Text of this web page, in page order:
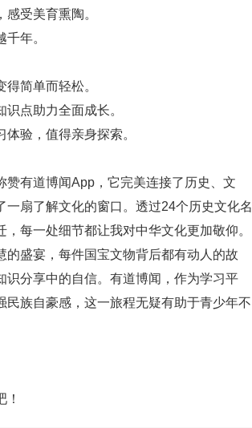
受美育熏陶。
年。
简单而轻松。
点助力全面成长。
验，值得亲身探索。
赞有道博闻App，它完美连接了历史、文
扇了解文化的窗口。透过24个历史文化名
每一处细节都让我对中华文化更加敬仰。
的盛宴，每件国宝文物背后都有动人的故
分享中的自信。有道博闻，作为学习平
族自豪感，这一旅程无疑有助于青少年不